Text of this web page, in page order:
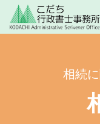
相続